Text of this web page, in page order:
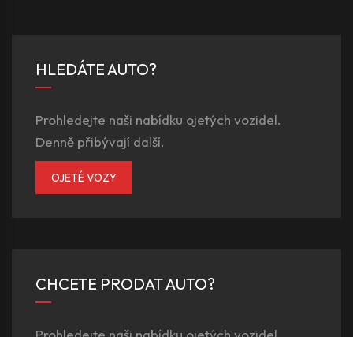
HLEDÁTE AUTO?
Prohledejte naši nabídku ojetých vozidel.
Denně přibývají další.
OJETÉ VOZY
CHCETE PRODAT AUTO?